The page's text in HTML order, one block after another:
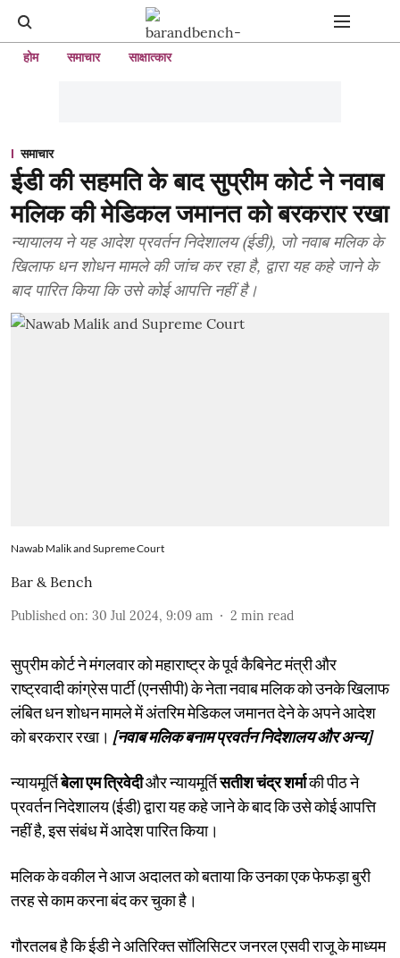
होम समाचार साक्षात्कार
समाचार
ईडी की सहमति के बाद सुप्रीम कोर्ट ने नवाब
मलिक की मेडिकल जमानत को बरकरार रखा
न्यायालय ने यह आदेश प्रवर्तन निदेशालय (ईडी), जो नवाब मलिक के
खिलाफ धन शोधन मामले की जांच कर रहा है, द्वारा यह कहे जाने के
बाद पारित किया कि उसे कोई आपत्ति नहीं है।
Nawab Malik and Supreme Court
Bar & Bench
Published on: 30 Jul 2024, 9:09 am 2 min read
सुप्रीम कोर्ट ने मंगलवार को महाराष्ट्र के पूर्व कैबिनेट मंत्री और
राष्ट्रवादी कांग्रेस पार्टी (एनसीपी) के नेता नवाब मलिक को उनके खिलाफ
लंबित धन शोधन मामले में अंतरिम मेडिकल जमानत देने के अपने आदेश
को बरकरार रखा। [नवाब मलिक बनाम प्रवर्तन निदेशालय और अन्य]
न्यायमूर्तिबेला एम त्रिवेदीऔर न्यायमूर्तिसतीश चंद्र शर्माकी पीठ ने
प्रवर्तन निदेशालय (ईडी) द्वारा यह कहे जाने के बाद कि उसे कोई आपत्ति
नहीं है, इस संबंध में आदेश पारित किया।
मलिक के वकील ने आज अदालत को बताया कि उनका एक फेफड़ा बुरी
तरह से काम करना बंद कर चुका है।
गौरतलब है कि ईडी ने अतिरिक्त सॉलिसिटर जनरल एसवी राजू के माध्यम